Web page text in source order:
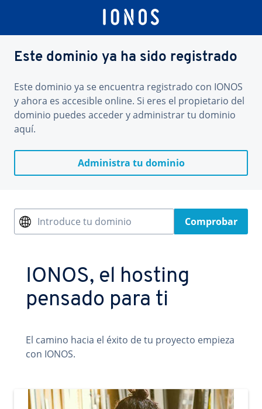
Este dominio ya ha sido registrado
Este dominio ya se encuentra registrado con IONOS
y ahora es accesible online. Si eres el propietario del
dominio puedes acceder y administrar tu dominio
aquí.
Administra tu dominio
Introduce tu dominio Comprobar
IONOS, el hosting
pensado para ti
El camino hacia el éxito de tu proyecto empieza
con IONOS.